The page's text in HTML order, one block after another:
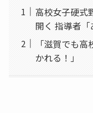
高校女子硬式
開く 指導者
「滋賀でも
かれる！」